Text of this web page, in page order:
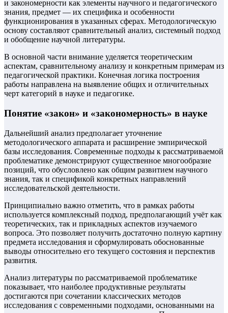
и закономерности как элементы научного и педагогического
знания, предмет — их специфика и особенности
функционирования в указанных сферах. Методологическую
основу составляют сравнительный анализ, системный подход
и обобщение научной литературы.
В основной части внимание уделяется теоретическим
аспектам, сравнительному анализу и конкретным примерам из
педагогической практики. Конечная логика построения
работы направлена на выявление общих и отличительных
черт категорий в науке и педагогике.
Понятие «закон» и «закономерность» в науке
Дальнейший анализ предполагает уточнение
методологического аппарата и расширение эмпирической
базы исследования. Современные подходы к рассматриваемой
проблематике демонстрируют существенное многообразие
позиций, что обусловлено как общим развитием научного
знания, так и спецификой конкретных направлений
исследовательской деятельности.
Принципиально важно отметить, что в рамках работы
используется комплексный подход, предполагающий учёт как
теоретических, так и прикладных аспектов изучаемого
вопроса. Это позволяет получить достаточно полную картину
предмета исследования и сформулировать обоснованные
выводы относительно его текущего состояния и перспектив
развития.
Анализ литературы по рассматриваемой проблематике
показывает, что наиболее продуктивные результаты
достигаются при сочетании классических методов
исследования с современными подходами, основанными на